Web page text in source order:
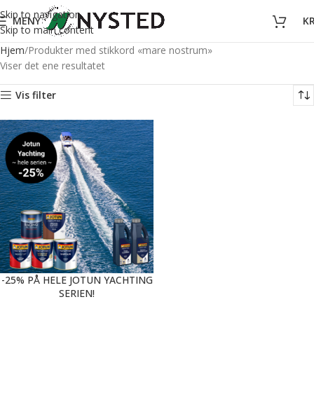
Skip to navigation
Skip to main content
MENY
Hjem Produkter med stikkord «mare nostrum»
Viser det ene resultatet
Vis filter
-25% PÅ HELE JOTUN YACHTING
SERIEN!